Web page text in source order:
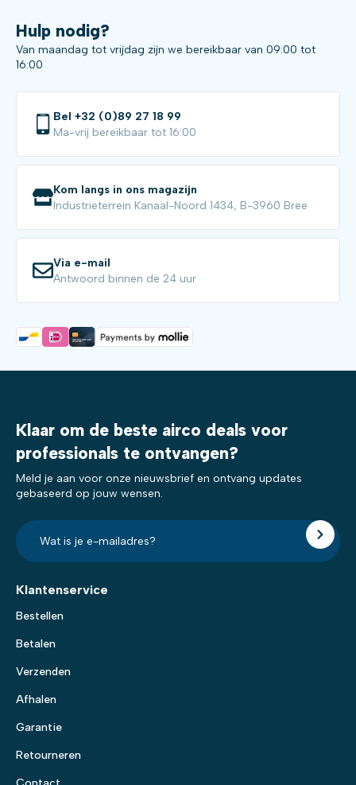
Hulp nodig?
Van maandag tot vrijdag zijn we bereikbaar van 09:00 tot
16:00
Bel +32 (0)89 27 18 99
Ma-vrij bereikbaar tot 16:00
Kom langs in ons magazijn
Industrieterrein Kanaal-Noord 1434, B-3960 Bree
Via e-mail
Antwoord binnen de 24 uur
Klaar om de beste airco deals voor
professionals te ontvangen?
Meld je aan voor onze nieuwsbrief en ontvang updates
gebaseerd op jouw wensen.
E-
mailadres?
*
Klantenservice
Bestellen
Betalen
Verzenden
Afhalen
Garantie
Retourneren